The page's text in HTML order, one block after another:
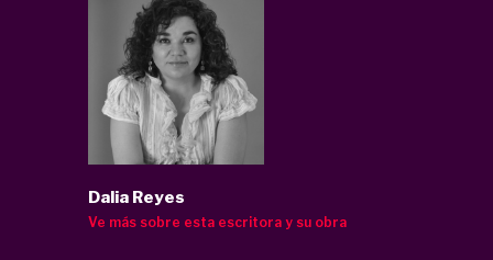
Dalia Reyes
Ve más sobre esta escritora y su obra